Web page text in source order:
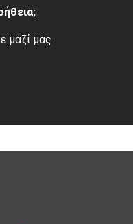
μαζί μας